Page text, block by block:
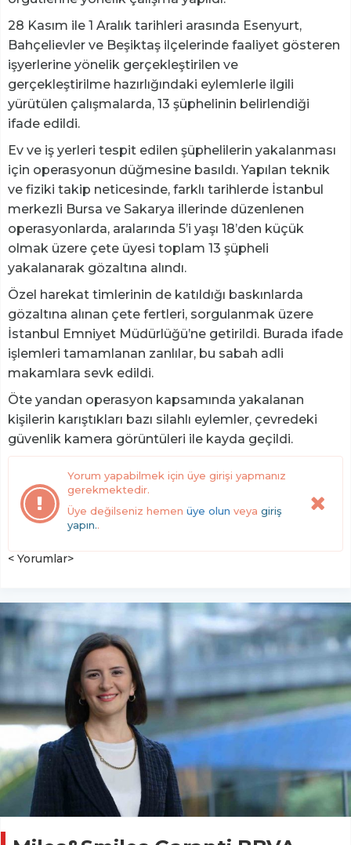
28 Kasım ile 1 Aralık tarihleri arasında Esenyurt,
Bahçelievler ve Beşiktaş ilçelerinde faaliyet gösteren
işyerlerine yönelik gerçekleştirilen ve
gerçekleştirilme hazırlığındaki eylemlerle ilgili
yürütülen çalışmalarda, 13 şüphelinin belirlendiği
ifade edildi.
Ev ve iş yerleri tespit edilen şüphelilerin yakalanması
için operasyonun düğmesine basıldı. Yapılan teknik
ve fiziki takip neticesinde, farklı tarihlerde İstanbul
merkezli Bursa ve Sakarya illerinde düzenlenen
operasyonlarda, aralarında 5’i yaşı 18’den küçük
olmak üzere çete üyesi toplam 13 şüpheli
yakalanarak gözaltına alındı.
Özel harekat timlerinin de katıldığı baskınlarda
gözaltına alınan çete fertleri, sorgulanmak üzere
İstanbul Emniyet Müdürlüğü’ne getirildi. Burada ifade
işlemleri tamamlanan zanlılar, bu sabah adli
makamlara sevk edildi.
Öte yandan operasyon kapsamında yakalanan
kişilerin karıştıkları bazı silahlı eylemler, çevredeki
güvenlik kamera görüntüleri ile kayda geçildi.
Yorum yapabilmek için üye girişi yapmanız
gerekmektedir.
Üye değilseniz hemen üye olun veya giriş
yapın..
< Yorumlar>